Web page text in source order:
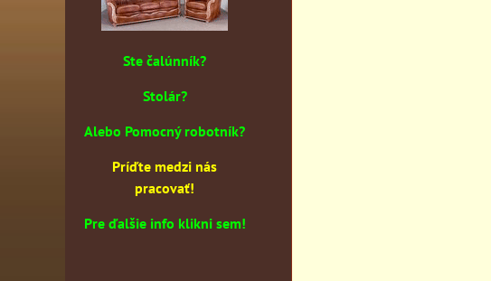
Ste čalúnník?
Stolár?
Alebo Pomocný robotník?
Príďte medzi nás
pracovať!
Pre ďalšie info klikni sem!